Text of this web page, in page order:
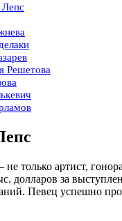
Решетова
только артист,
долларов за
Певец успешно